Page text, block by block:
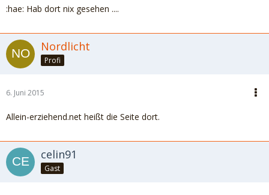
:hae: Hab dort nix gesehen ....
Nordlicht
Profi
6. Juni 2015
Allein-erziehend.net heißt die Seite dort.
celin91
Gast